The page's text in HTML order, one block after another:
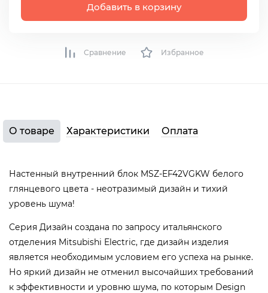
Добавить в корзину
Сравнение Избранное
О товаре Характеристики Оплата
Настенный внутренний блок MSZ-EF42VGKW белого
глянцевого цвета - неотразимый дизайн и тихий
уровень шума!
Серия Дизайн создана по запросу итальянского
отделения Mitsubishi Electric, где дизайн изделия
является необходимым условием его успеха на рынке.
Но яркий дизайн не отменил высочайших требований
к эффективности и уровню шума, по которым Design